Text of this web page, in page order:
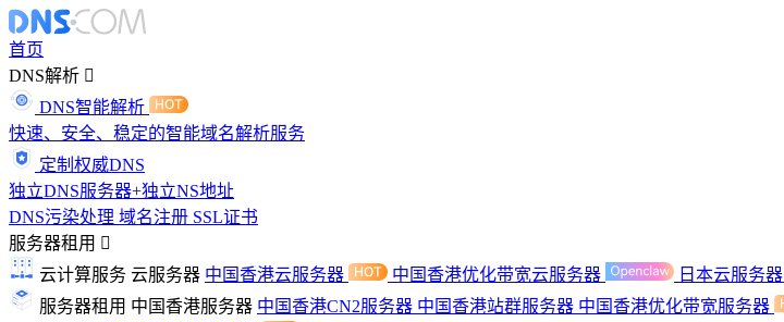
首页
DNS解析
DNS智能解析
快速、安全、稳定的智能域名解析服务
定制权威DNS
独立DNS服务器+独立NS地址
DNS污染处理 域名注册 SSL证书
服务器租用
云计算服务 云服务器 中国香港云服务器 中国香港优化带宽云服务器 日本云服务器
服务器租用 中国香港服务器 中国香港CN2服务器 中国香港站群服务器 中国香港优化带宽服务器